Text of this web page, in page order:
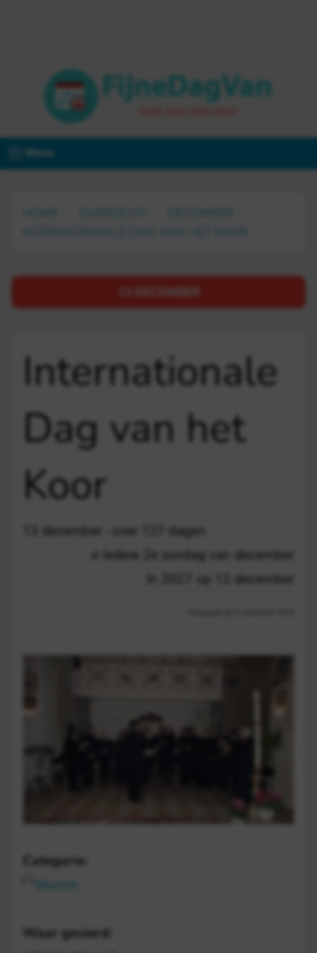
Menu
Internationale
Dag van het
Koor
13 december - over 127 dagen
Iedere 2e zondag van december
In 2027 op 12 december
Categorie:
Waar gevierd: